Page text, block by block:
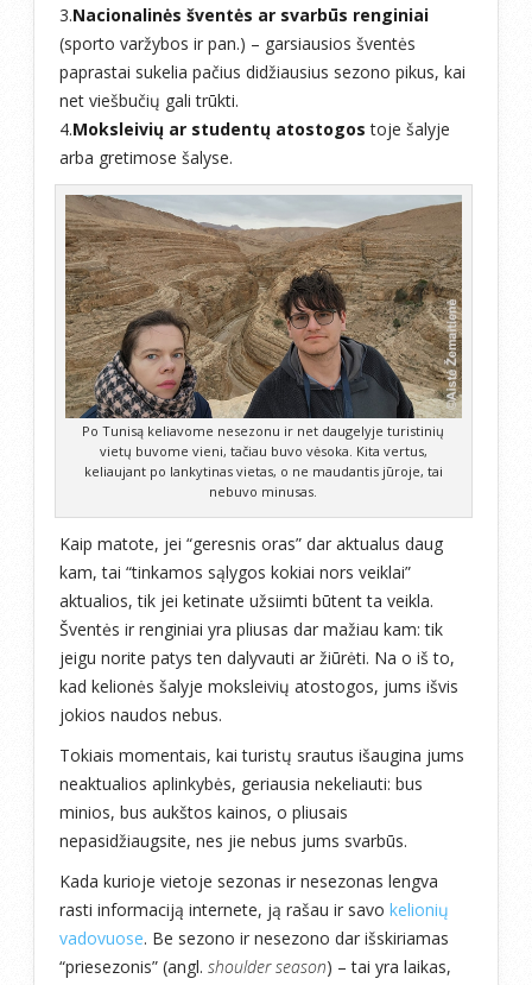
3.Nacionalinės šventės ar svarbūs renginiai
(sporto varžybos ir pan.) – garsiausios šventės
paprastai sukelia pačius didžiausius sezono pikus, kai
net viešbučių gali trūkti.
4.Moksleivių ar studentų atostogos toje šalyje
arba gretimose šalyse.
Po Tunisą keliavome nesezonu ir net daugelyje turistinių
vietų buvome vieni, tačiau buvo vėsoka. Kita vertus,
keliaujant po lankytinas vietas, o ne maudantis jūroje, tai
nebuvo minusas.
Kaip matote, jei “geresnis oras” dar aktualus daug
kam, tai “tinkamos sąlygos kokiai nors veiklai”
aktualios, tik jei ketinate užsiimti būtent ta veikla.
Šventės ir renginiai yra pliusas dar mažiau kam: tik
jeigu norite patys ten dalyvauti ar žiūrėti. Na o iš to,
kad kelionės šalyje moksleivių atostogos, jums išvis
jokios naudos nebus.
Tokiais momentais, kai turistų srautus išaugina jums
neaktualios aplinkybės, geriausia nekeliauti: bus
minios, bus aukštos kainos, o pliusais
nepasidžiaugsite, nes jie nebus jums svarbūs.
Kada kurioje vietoje sezonas ir nesezonas lengva
rasti informaciją internete, ją rašau ir savo kelionių
vadovuose. Be sezono ir nesezono dar išskiriamas
“priesezonis” (angl. shoulder season) – tai yra laikas,